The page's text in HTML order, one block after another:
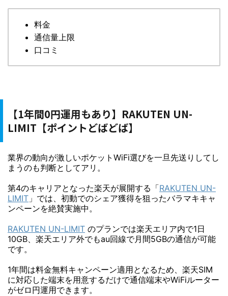
料金
通信量上限
口コミ
【1年間0円運用もあり】RAKUTEN UN-
LIMIT【ポイントどばどば】
業界の動向が激しいポケットWiFi選びを一旦先送りしてし
まうのも判断としてアリ。
第4のキャリアとなった楽天が展開する「RAKUTEN UN-
LIMIT 」では、初動でのシェア獲得を狙ったバラマキキャ
ンペーンを絶賛実施中。
RAKUTEN UN-LIMIT のプランでは楽天エリア内で1日
10GB、楽天エリア外でもau回線で月間5GBの通信が可能
です。
1年間は料金無料キャンペーン適用となるため、楽天SIM
に対応した端末を用意するだけで通信端末やWiFiルーター
がゼロ円運用できます。